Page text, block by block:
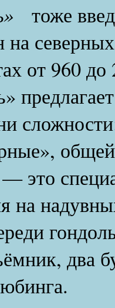
тоже
на
от 960
это
на
два